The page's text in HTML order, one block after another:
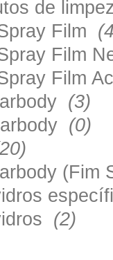
de
Film
Film
Film
(3)
(0)
(2)